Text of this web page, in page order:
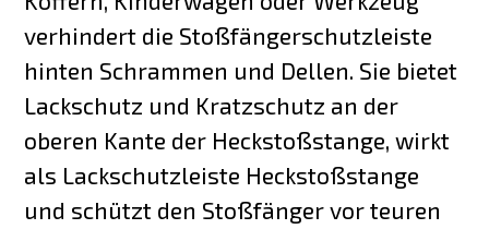
verhindert die Stoßfängerschutzleiste
hinten Schrammen und Dellen. Sie bietet
Lackschutz und Kratzschutz an der
oberen Kante der Heckstoßstange, wirkt
als Lackschutzleiste Heckstoßstange
und schützt den Stoßfänger vor teuren